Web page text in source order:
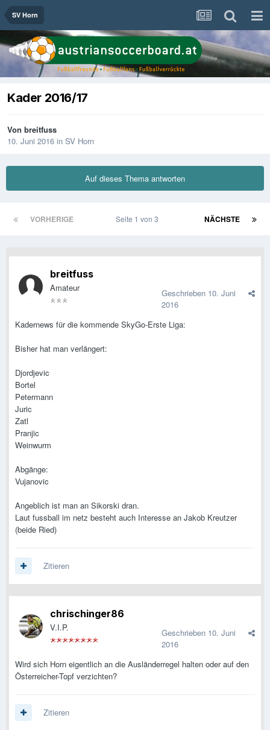
SV Horn
Kader 2016/17
Von breitfuss
10. Juni 2016 in SV Horn
Auf dieses Thema antworten
VORHERIGE NÄCHSTE
Seite 1 von 3
breitfuss
Amateur Geschrieben 10. Juni
2016
Kadernews für die kommende SkyGo-Erste Liga:
Bisher hat man verlängert:
Djordjevic
Bortel
Petermann
Juric
Zatl
Pranjic
Weinwurm
Abgänge:
Vujanovic
Angeblich ist man an Sikorski dran.
Laut fussball im netz besteht auch Interesse an Jakob Kreutzer
(beide Ried)
Zitieren
chrischinger86
V.I.P. Geschrieben 10. Juni
2016
Wird sich Horn eigentlich an die Ausländerregel halten oder auf den
Österreicher-Topf verzichten?
Zitieren